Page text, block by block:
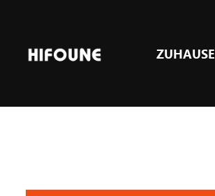
ZUHAUSE